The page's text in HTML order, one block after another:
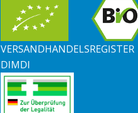
VERSANDHANDELSREGISTER
DIMDI